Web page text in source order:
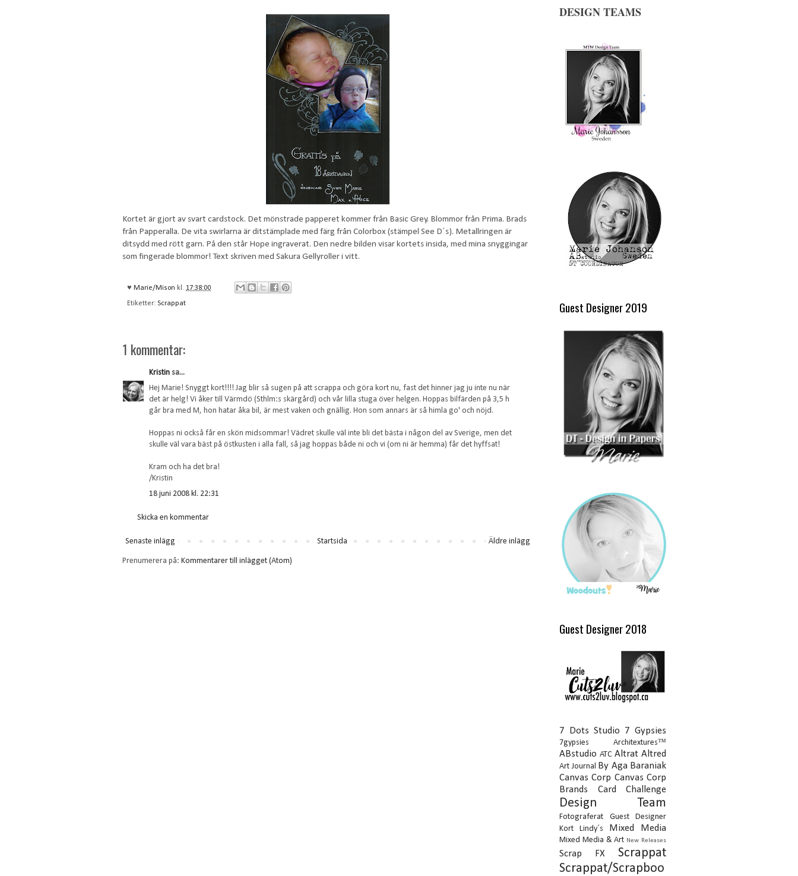
Kortet är gjort av svart cardstock. Det mönstrade papperet kommer från Basic Grey. Blommor från Prima. Brads
från Papperalla. De vita swirlarna är ditstämplade med färg från Colorbox (stämpel See D´s). Metallringen är
ditsydd med rött garn. På den står Hope ingraverat. Den nedre bilden visar kortets insida, med mina snyggingar
som fingerade blommor! Text skriven med Sakura Gellyroller i vitt.
♥ Marie/Mison kl. 17:38:00
Etiketter: Scrappat
1 kommentar:
Kristin sa...
Hej Marie! Snyggt kort!!!! Jag blir så sugen på att scrappa och göra kort nu, fast det hinner jag ju inte nu när
det är helg! Vi åker till Värmdö (Sthlm:s skärgård) och vår lilla stuga över helgen. Hoppas bilfärden på 3,5 h
går bra med M, hon hatar åka bil, är mest vaken och gnällig. Hon som annars är så himla go' och nöjd.
Hoppas ni också får en skön midsommar! Vädret skulle väl inte bli det bästa i någon del av Sverige, men det
skulle väl vara bäst på östkusten i alla fall, så jag hoppas både ni och vi (om ni är hemma) får det hyffsat!
Kram och ha det bra!
/Kristin
18 juni 2008 kl. 22:31
Skicka en kommentar
Senaste inlägg Äldre inlägg
Startsida
Prenumerera på: Kommentarer till inlägget (Atom)
DESIGN TEAMS
Guest Designer 2019
Guest Designer 2018
7 Dots Studio 7 Gypsies
7gypsies Architextures™
ABstudio ATC Altrat Altred
Art Journal
By Aga Baraniak
Canvas Corp Canvas Corp
Brands
Card Challenge
Design Team
Fotograferat
Guest Designer
Kort
Lindy´s Mixed Media
Mixed Media & Art New Releases
Scrap FX
Scrappat
Scrappat/Scrapboo